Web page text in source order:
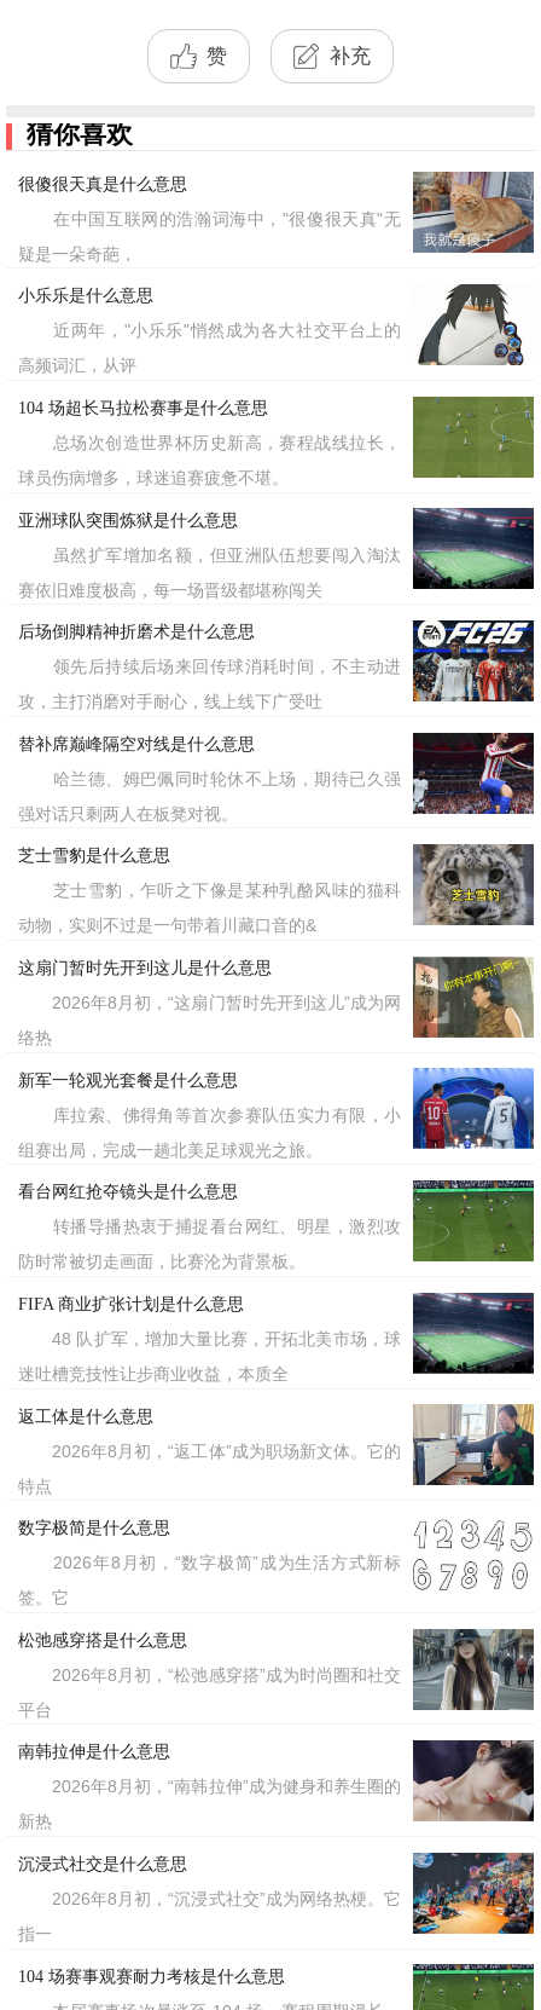
音上可能相近，但它们的含义完全不同。
在交流中，为了避免
误解，我们应该使用
准确、清晰的词汇来表达自己的意思。
如果你是在寻找
一个与“女朋友”发音
相近但具有某种特殊含义或玩笑意味的词
汇，那么“绿朋友”可能是一个有趣的尝
试，但请注意，这样的用法可能并不被所
有人理解或接受，因此在使用时需要谨慎
考虑语境和听众的反应。
总的来说，“绿朋友”并不等同于“女
朋友”，两者在含义上存在明显的区别。
标签：绿朋友
赞 补充
猜你喜欢
很傻很天真是什么意思
在中国互联网的浩瀚词海中，"很傻很天真"无
疑是一朵奇葩，
小乐乐是什么意思
近两年，"小乐乐"悄然成为各大社交平台上的
高频词汇，从评
104 场超长马拉松赛事是什么意思
总场次创造世界杯历史新高，赛程战线拉长，
球员伤病增多，球迷追赛疲惫不堪。
亚洲球队突围炼狱是什么意思
虽然扩军增加名额，但亚洲队伍想要闯入淘汰
赛依旧难度极高，每一场晋级都堪称闯关
后场倒脚精神折磨术是什么意思
领先后持续后场来回传球消耗时间，不主动进
攻，主打消磨对手耐心，线上线下广受吐
替补席巅峰隔空对线是什么意思
哈兰德、姆巴佩同时轮休不上场，期待已久强
强对话只剩两人在板凳对视。
芝士雪豹是什么意思
芝士雪豹，乍听之下像是某种乳酪风味的猫科
动物，实则不过是一句带着川藏口音的&
这扇门暂时先开到这儿是什么意思
2026年8月初，“这扇门暂时先开到这儿”成为网
络热
新军一轮观光套餐是什么意思
库拉索、佛得角等首次参赛队伍实力有限，小
组赛出局，完成一趟北美足球观光之旅。
看台网红抢夺镜头是什么意思
转播导播热衷于捕捉看台网红、明星，激烈攻
防时常被切走画面，比赛沦为背景板。
FIFA 商业扩张计划是什么意思
48 队扩军，增加大量比赛，开拓北美市场，球
迷吐槽竞技性让步商业收益，本质全
返工体是什么意思
2026年8月初，“返工体”成为职场新文体。它的
特点
数字极简是什么意思
2026年8月初，“数字极简”成为生活方式新标
签。它
松弛感穿搭是什么意思
2026年8月初，“松弛感穿搭”成为时尚圈和社交
平台
南韩拉伸是什么意思
2026年8月初，“南韩拉伸”成为健身和养生圈的
新热
沉浸式社交是什么意思
2026年8月初，“沉浸式社交”成为网络热梗。它
指一
104 场赛事观赛耐力考核是什么意思